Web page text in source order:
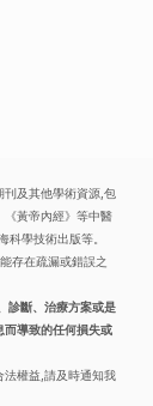
及其他學術資源,包
《黃帝內經》等中醫
學技術出版等。
存在疏漏或錯誤之
診斷、治療方案或是
而導致的任何損失或
法權益,請及時通知我